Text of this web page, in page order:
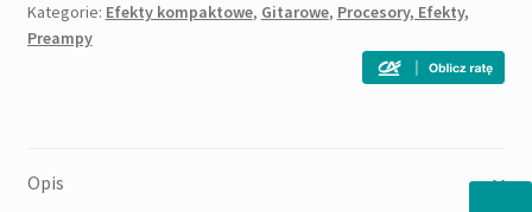
Digital
Delay
Kategorie: Efekty kompaktowe, Gitarowe, Procesory, Efekty,
Preampy
Opis